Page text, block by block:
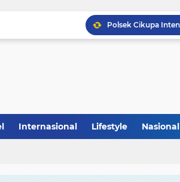
Internasional Lifestyle Nasional